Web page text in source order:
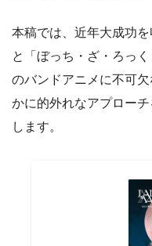
本稿では、近年大成功
と「ぼっち・ざ・ろっ
のバンドアニメに不可
かに的外れなアプロー
します。